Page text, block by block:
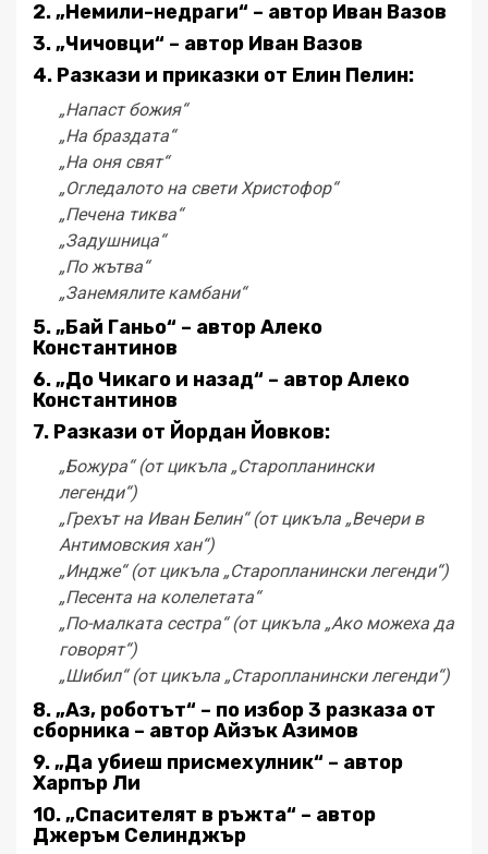
2. „Немили-недраги“ – автор Иван Вазов
3. „Чичовци“ – автор Иван Вазов
4. Разкази и приказки от Елин Пелин:
„Напаст божия“
„На браздата“
„На оня свят“
„Огледалото на свети Христофор“
„Печена тиква“
„Задушница“
„По жътва“
„Занемялите камбани“
5. „Бай Ганьо“ – автор Алеко
Константинов
6. „До Чикаго и назад“ – автор Алеко
Константинов
7. Разкази от Йордан Йовков:
„Божура“ (от цикъла „Старопланински
легенди“)
„Грехът на Иван Белин“ (от цикъла „Вечери в
Антимовския хан“)
„Индже“ (от цикъла „Старопланински легенди“)
„Песента на колелетата“
„По-малката сестра“ (от цикъла „Ако можеха да
говорят“)
„Шибил“ (от цикъла „Старопланински легенди“)
8. „Аз, роботът“ – по избор 3 разказа от
сборника – автор Айзък Азимов
9. „Да убиеш присмехулник“ – автор
Харпър Ли
10. „Спасителят в ръжта“ – автор
Джеръм Селинджър